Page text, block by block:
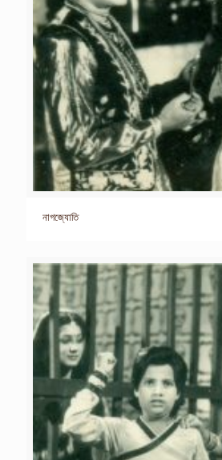
নাগজ্যোতি